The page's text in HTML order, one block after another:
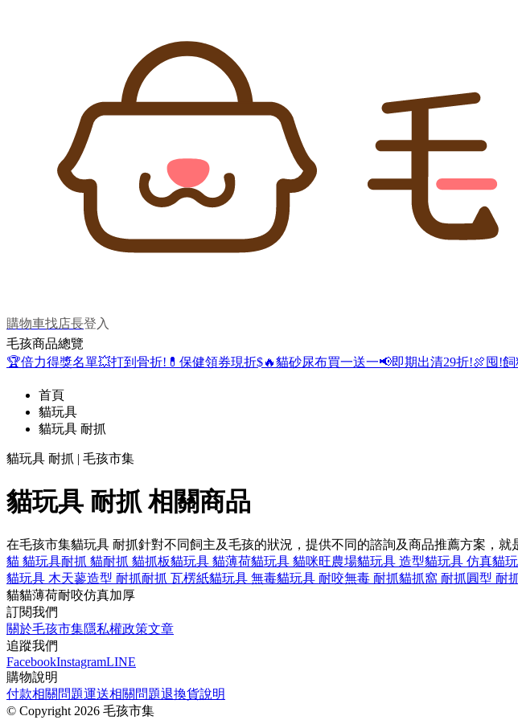
購物車找店長登入
毛孩商品總覽
🏆倍力得獎名單💥打到骨折! 💊保健領券現折$🔥貓砂尿布買一送一📢即期出清29折!🍖囤!
首頁
貓玩具
貓玩具 耐抓
貓玩具 耐抓 | 毛孩市集
貓玩具 耐抓 相關商品
在毛孩市集貓玩具 耐抓針對不同飼主及毛孩的狀況，提供不同的諮詢及商品推薦方案，就
貓 貓玩具耐抓 貓耐抓 貓抓板貓玩具 貓薄荷貓玩具 貓咪旺農場貓玩具 造型貓玩具 仿真貓
貓玩具 木天蓼造型 耐抓耐抓 瓦楞紙貓玩具 無毒貓玩具 耐咬無毒 耐抓貓抓窩 耐抓圓型 耐
貓貓薄荷耐咬仿真加厚
訂閱我們
關於毛孩市集隱私權政策文章
追蹤我們
FacebookInstagramLINE
購物說明
付款相關問題運送相關問題退換貨說明
© Copyright 2026 毛孩市集